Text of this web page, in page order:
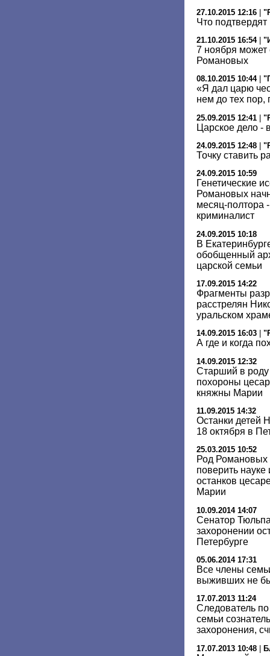
27.10.2015 12:16 |
Что
21.10.2015 16:54|
7 ноября может
Романовых
08.10.2015 10:44|
«Я дал царю
нем до тех пор,
25.09.2015 12:41 |
Царское дело -
24.09.2015 12:48
Точку ставить
24.09.2015 10:59
Генетические
Романовых
месяц-полтора
криминалист
24.09.2015 10:18
В
обобщенный
царской семьи
17.09.2015 14:22
Фрагменты
расстрелян
уральском
14.09.2015 16:03
А где и когда
14.09.2015 12:32
Старший в
похороны
княжны Марии
11.09.2015 14:32
Останки детей
18 октября в
25.03.2015 10:52
Род Романовых
поверить науке
останков
Марии
10.09.2014 14:07
Сенатор
захоронении
Петербурге
05.06.2014 17:31
Все члены
выживших не
17.07.2013 11:24
Следователь
семьи
захоронения,
17.07.2013 10:48 |